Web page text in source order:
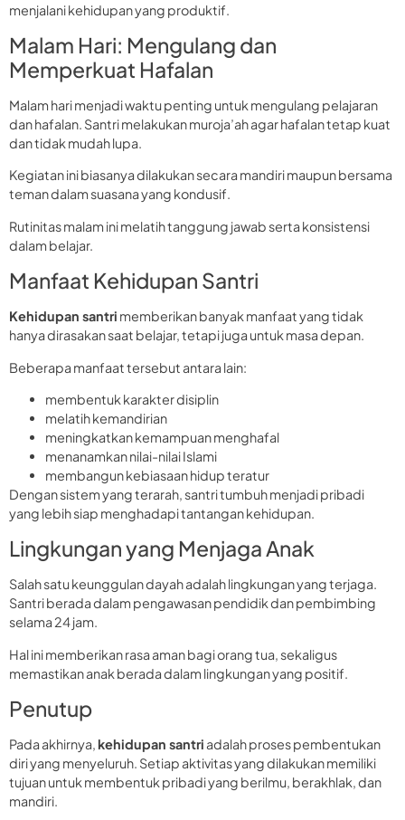
menjalani kehidupan yang produktif.
Malam Hari: Mengulang dan
Memperkuat Hafalan
Malam hari menjadi waktu penting untuk mengulang pelajaran
dan hafalan. Santri melakukan muroja’ah agar hafalan tetap kuat
dan tidak mudah lupa.
Kegiatan ini biasanya dilakukan secara mandiri maupun bersama
teman dalam suasana yang kondusif.
Rutinitas malam ini melatih tanggung jawab serta konsistensi
dalam belajar.
Manfaat Kehidupan Santri
Kehidupan santri memberikan banyak manfaat yang tidak
hanya dirasakan saat belajar, tetapi juga untuk masa depan.
Beberapa manfaat tersebut antara lain:
membentuk karakter disiplin
melatih kemandirian
meningkatkan kemampuan menghafal
menanamkan nilai-nilai Islami
membangun kebiasaan hidup teratur
Dengan sistem yang terarah, santri tumbuh menjadi pribadi
yang lebih siap menghadapi tantangan kehidupan.
Lingkungan yang Menjaga Anak
Salah satu keunggulan dayah adalah lingkungan yang terjaga.
Santri berada dalam pengawasan pendidik dan pembimbing
selama 24 jam.
Hal ini memberikan rasa aman bagi orang tua, sekaligus
memastikan anak berada dalam lingkungan yang positif.
Penutup
Pada akhirnya,kehidupan santri adalah proses pembentukan
diri yang menyeluruh. Setiap aktivitas yang dilakukan memiliki
tujuan untuk membentuk pribadi yang berilmu, berakhlak, dan
mandiri.